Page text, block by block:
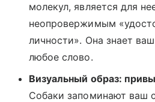
молекул, является для
неопровержимым
личности». Она знает
любое слово.
Визуальный образ:
Собаки запоминают ваш